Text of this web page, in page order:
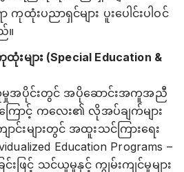
ထုံးပညာရှင်များ ပူးပေါင်းပါဝင်
။
များ (Special Education &
ပိုင်းတွင် အပိုဆောင်းအကူအညီ
ြောင့် ကလေး၏ လိုအပ်ချက်များ
ာင်းများတွင် အထူးသင်ကြားရေး
Education Programs –
င်းဖြင့် သင်ယူမှုနှင့် ကျွမ်းကျင်မှုများ